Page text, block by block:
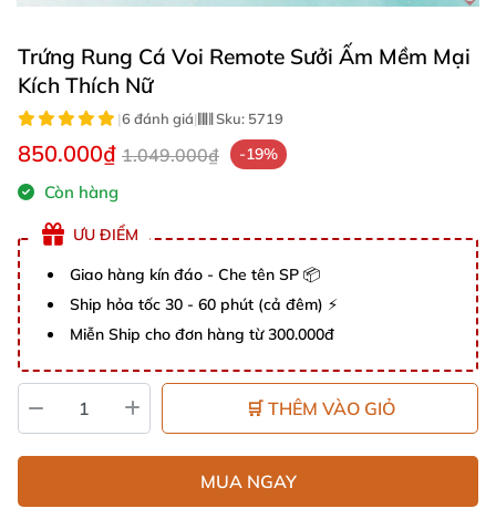
Trứng Rung Cá Voi Remote Sưởi Ấm Mềm Mại
Kích Thích Nữ
|6 đánh giá| Sku: 5719
850.000₫ 1.049.000₫ -19%
Còn hàng
ƯU ĐIỂM
Giao hàng kín đáo - Che tên SP 📦
Ship hỏa tốc 30 - 60 phút (cả đêm) ⚡
Miễn Ship cho đơn hàng từ 300.000đ
🛒 THÊM VÀO GIỎ
MUA NGAY